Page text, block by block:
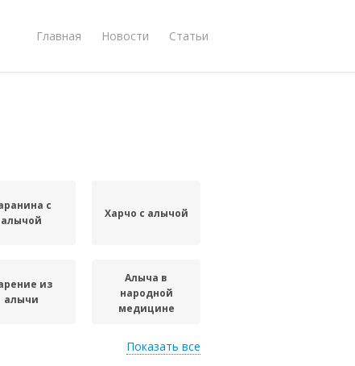
Главная Новости Статьи
с
алычой
Харчо с алычой
из
алычи
Алыча в
народной
медицине
Показать все